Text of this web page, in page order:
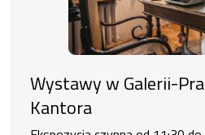
Wystawy w Galerii-
Kantora